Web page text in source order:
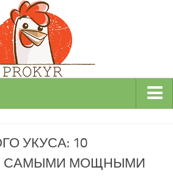
Декоративные
Мясные
УКУСА: 10
САМЫМИ МОЩНЫМИ